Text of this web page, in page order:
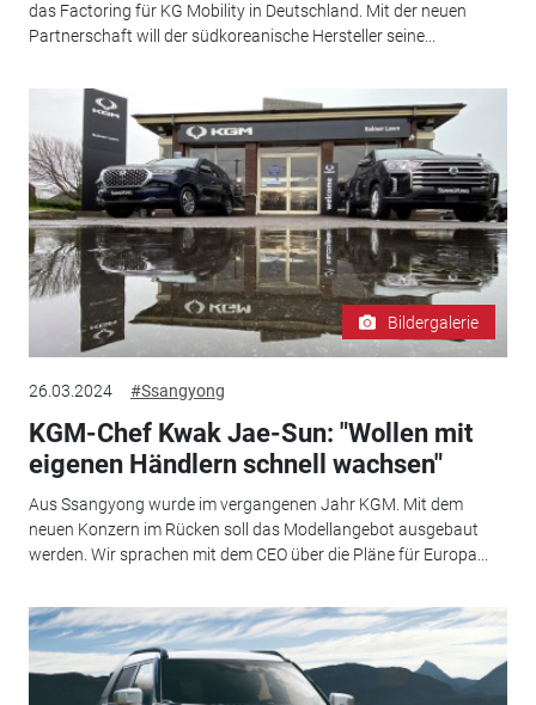
das Factoring für KG Mobility in Deutschland. Mit der neuen
Partnerschaft will der südkoreanische Hersteller seine...
Bildergalerie
26.03.2024 #Ssangyong
KGM-Chef Kwak Jae-Sun: "Wollen mit
eigenen Händlern schnell wachsen"
Aus Ssangyong wurde im vergangenen Jahr KGM. Mit dem
neuen Konzern im Rücken soll das Modellangebot ausgebaut
werden. Wir sprachen mit dem CEO über die Pläne für Europa...